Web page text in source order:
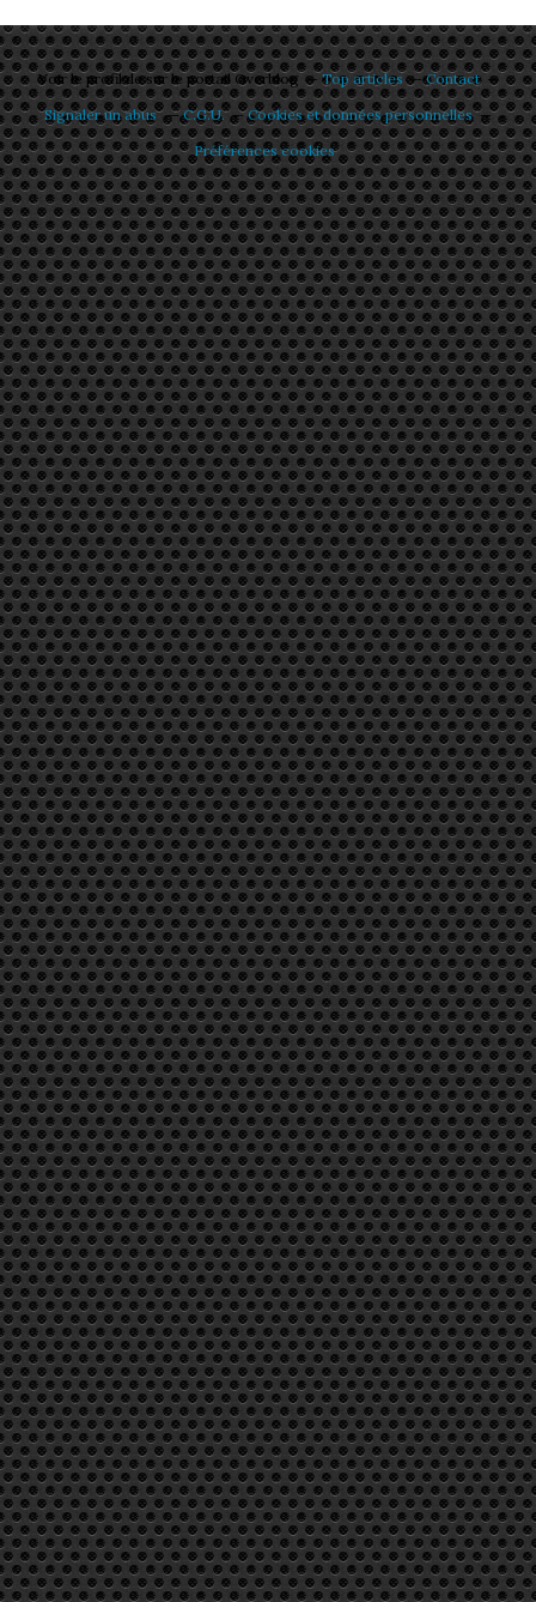
Voir le profil desur le portail Overblog Top articles
Contact
Signaler un abus
C.G.U.
Cookies et données personnelles
Préférences cookies